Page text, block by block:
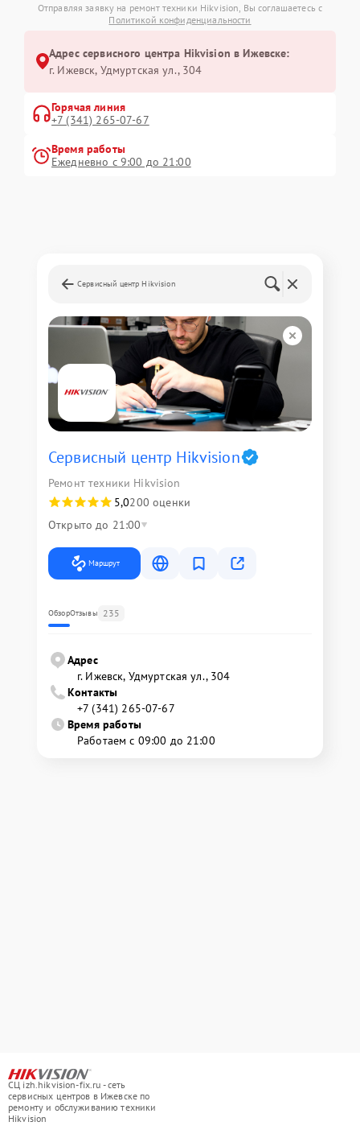
Отправляя заявку на ремонт техники Hikvision, Вы соглашаетесь с
Политикой конфиденциальности
Адрес сервисного центра Hikvision в Ижевске:
г. Ижевск, Удмуртская ул., 304
Горячая линия
+7 (341) 265-07-67
Время работы
Ежедневно с 9:00 до 21:00
Сервисный центр Hikvision
Сервисный центр Hikvision
Ремонт техники Hikvision
5,0200 оценки
Открыто до 21:00
Маршрут
ОбзорОтзывы 235
Адрес
г. Ижевск, Удмуртская ул., 304
Контакты
+7 (341) 265-07-67
Время работы
Работаем с 09:00 до 21:00
СЦ izh.hikvision-fix.ru - сеть
сервисных центров в Ижевске по
ремонту и обслуживанию техники
Hikvision